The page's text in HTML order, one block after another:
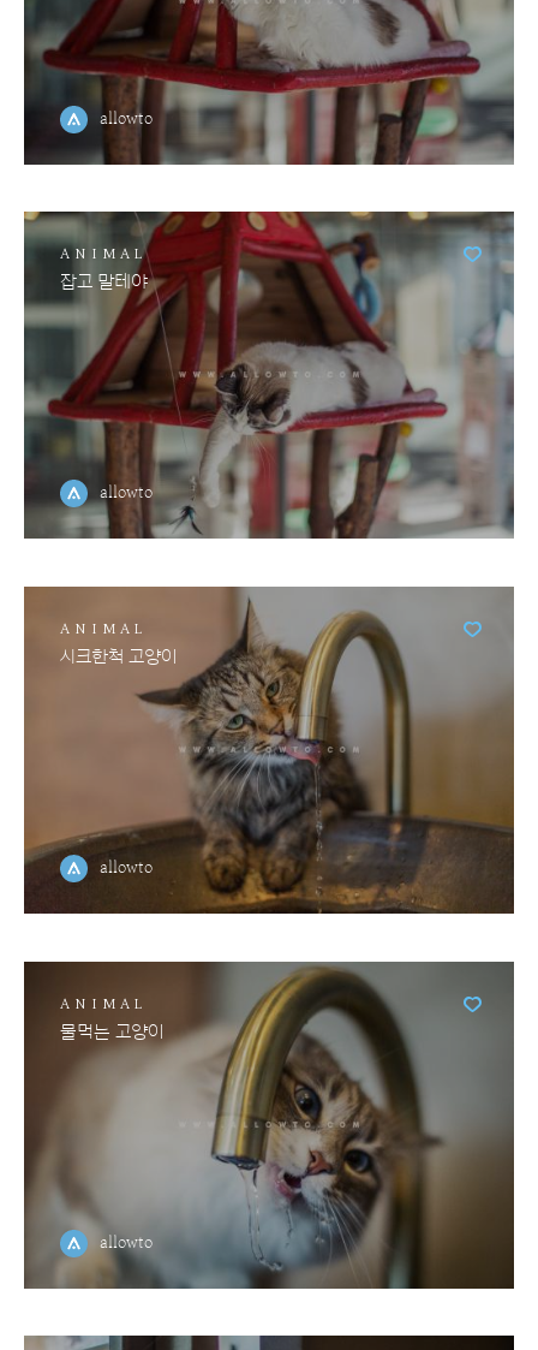
allowto
ANIMAL
잡고 말테야
allowto
ANIMAL
시크한척 고양이
allowto
ANIMAL
물먹는 고양이
allowto